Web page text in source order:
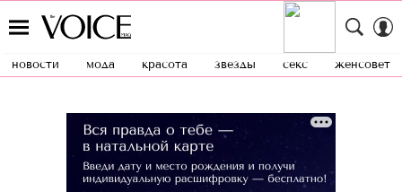
новости мода красота звезды секс женсовет